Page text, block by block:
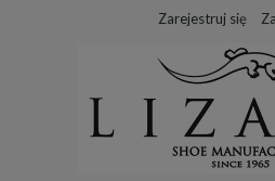
Zarejestruj się